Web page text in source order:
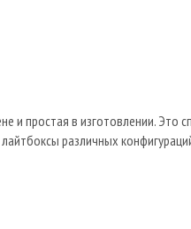
и простая в изготовлении. Это
различных